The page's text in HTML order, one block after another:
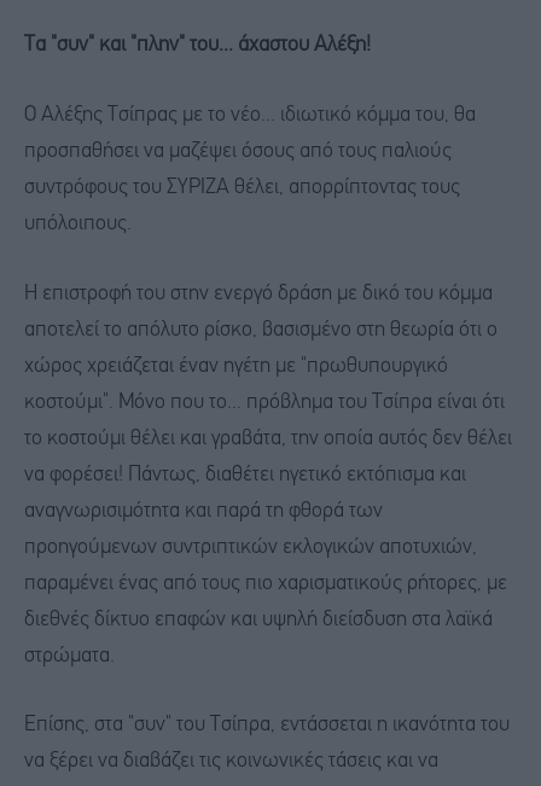
Τα "συν" και "πλην" του... άχαστου Αλέξη!
Ο Αλέξης Τσίπρας με το νέο... ιδιωτικό κόμμα του, θα
προσπαθήσει να μαζέψει όσους από τους παλιούς
συντρόφους του ΣΥΡΙΖΑ θέλει, απορρίπτοντας τους
υπόλοιπους.
Η επιστροφή του στην ενεργό δράση με δικό του κόμμα
αποτελεί το απόλυτο ρίσκο, βασισμένο στη θεωρία ότι ο
χώρος χρειάζεται έναν ηγέτη με "πρωθυπουργικό
κοστούμι". Μόνο που το... πρόβλημα του Τσίπρα είναι ότι
το κοστούμι θέλει και γραβάτα, την οποία αυτός δεν θέλει
να φορέσει! Πάντως, διαθέτει ηγετικό εκτόπισμα και
αναγνωρισιμότητα και παρά τη φθορά των
προηγούμενων συντριπτικών εκλογικών αποτυχιών,
παραμένει ένας από τους πιο χαρισματικούς ρήτορες, με
διεθνές δίκτυο επαφών και υψηλή διείσδυση στα λαϊκά
στρώματα.
Επίσης, στα "συν" του Τσίπρα, εντάσσεται η ικανότητα του
να ξέρει να διαβάζει τις κοινωνικές τάσεις και να